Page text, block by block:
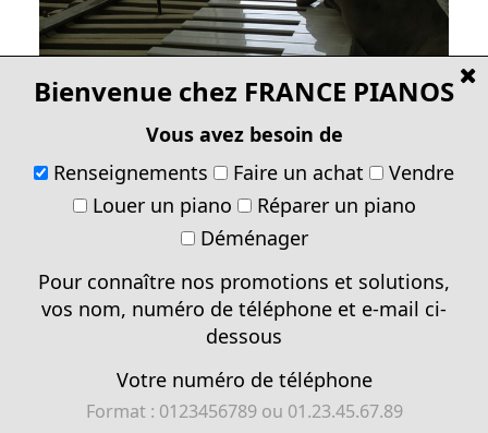
Réparation et restauration de pianos droits et à
queue
Renseignements pratiques
FRANCE PIANOS GRAND AVIGNON
Sur rendez-vous
Tel :04 90 60 71 16
Bienvenue chez FRANCE PIANOS
Vous avez besoin de
Renseignements
Faire un achat
Vendre
Louer un piano
Réparer un piano
Déménager
Pour connaître nos promotions et solutions,
vos nom, numéro de téléphone et e-mail ci-
dessous
Votre numéro de téléphone
Format : 0123456789 ou 01.23.45.67.89